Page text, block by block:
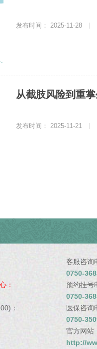
发布时间： 2025-11-28
从截肢风险到重
发布时间： 2025-11-21
：
：
客服咨询
0750-
预约挂号
0750-
医保咨询
0750-
官方网站
http://